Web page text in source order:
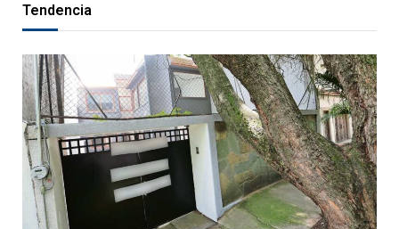
Tendencia